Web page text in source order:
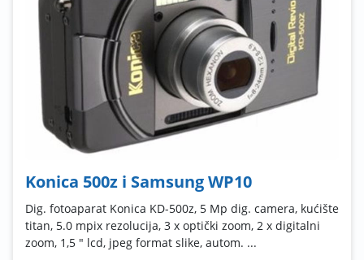
Konica 500z i Samsung WP10
Dig. fotoaparat Konica KD-500z, 5 Mp dig. camera, kućište
titan, 5.0 mpix rezolucija, 3 x optički zoom, 2 x digitalni
zoom, 1,5 " lcd, jpeg format slike, autom. ...